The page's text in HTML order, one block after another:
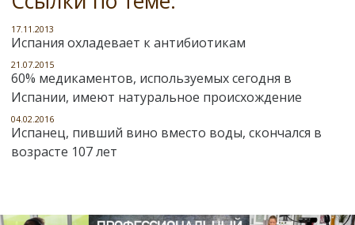
17.11.2013
Испания охладевает к антибиотикам
21.07.2015
60% медикаментов, используемых сегодня в
Испании, имеют натуральное происхождение
04.02.2016
Испанец, пивший вино вместо воды, скончался в
возрасте 107 лет